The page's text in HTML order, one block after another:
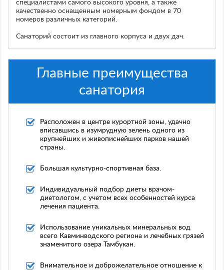
специалистами самого высокого уровня, а также
качественно оснащенным номерным фондом в 70
номеров различных категорий.
Санаторий состоит из главного корпуса и двух дач.
Главные преимущества
санатория
Расположен в центре курортной зоны, удачно
вписав­шись в изумрудную зелень одного из
крупнейших и живописнейших парков нашей
страны.
Большая культурно-спортивная база.
Индивидуальный подбор диеты врачом-
диетологом, с учетом всех особенностей курса
лечения пациента.
Использование уникальных минеральных вод
всего Кавминводского региона и лечебных грязей
знаменитого озера Тамбукан.
Внимательное и доброжелательное отношение к